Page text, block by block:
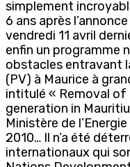
simplement
6 ans après
vendredi 11 avril
enfin un programme
obstacles entravant
(PV) à Maurice à
intitulé « Removal of
generation in
Ministère de
2010… Il n’a été
internationaux qui